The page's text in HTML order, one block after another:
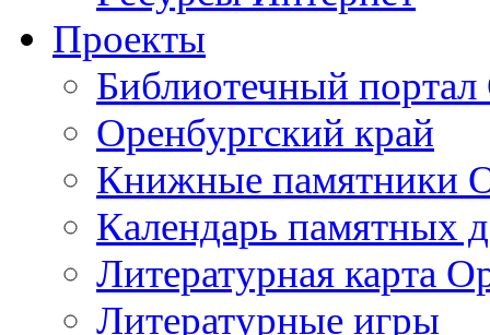
Проекты
Библиотечный портал
Оренбургский край
Книжные памятники
Календарь памятных
Литературная карта
Литературные игры